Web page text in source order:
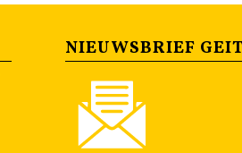
NIEUWSBRIEF